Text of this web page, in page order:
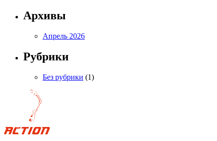
Архивы
Апрель 2026
Рубрики
Без рубрики (1)